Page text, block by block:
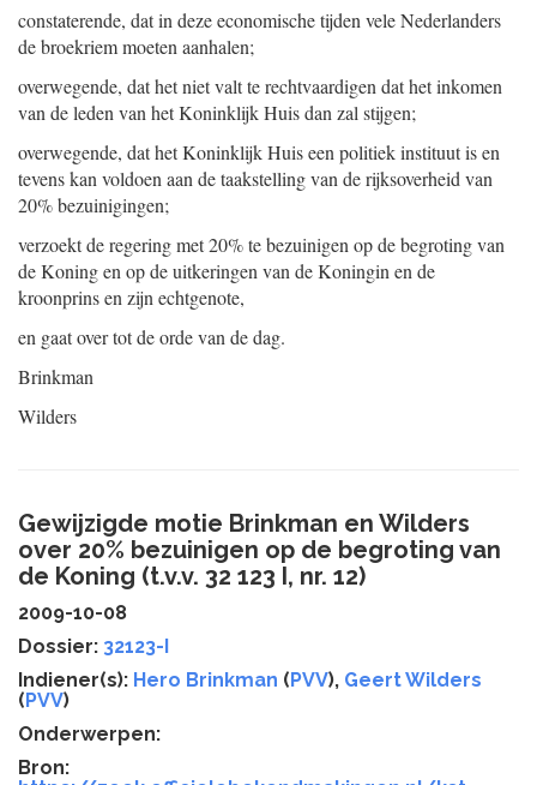
constaterende, dat in deze economische tijden vele Nederlanders
de broekriem moeten aanhalen;
overwegende, dat het niet valt te rechtvaardigen dat het inkomen
van de leden van het Koninklijk Huis dan zal stijgen;
overwegende, dat het Koninklijk Huis een politiek instituut is en
tevens kan voldoen aan de taakstelling van de rijksoverheid van
20% bezuinigingen;
verzoekt de regering met 20% te bezuinigen op de begroting van
de Koning en op de uitkeringen van de Koningin en de
kroonprins en zijn echtgenote,
en gaat over tot de orde van de dag.
Brinkman
Wilders
Gewijzigde motie Brinkman en Wilders
over 20% bezuinigen op de begroting van
de Koning (t.v.v. 32 123 I, nr. 12)
2009-10-08
Dossier: 32123-I
Indiener(s): Hero Brinkman (PVV), Geert Wilders
(PVV)
Onderwerpen:
Bron: